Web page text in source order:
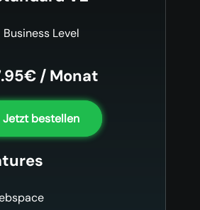
Business Level
/ Monat
Jetzt bestellen